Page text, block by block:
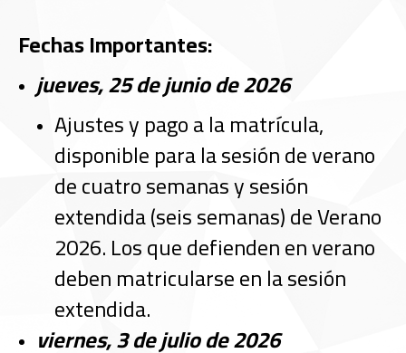
Fechas Importantes:
jueves, 25 de junio de 2026
Ajustes y pago a la matrícula,
disponible para la sesión de verano
de cuatro semanas y sesión
extendida (seis semanas) de Verano
2026. Los que defienden en verano
deben matricularse en la sesión
extendida.
viernes, 3 de julio de 2026